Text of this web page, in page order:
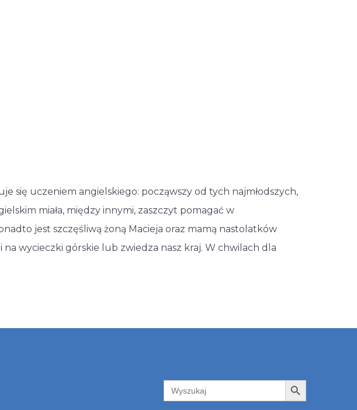
się uczeniem angielskiego: począwszy od tych najmłodszych,
miała, między innymi, zaszczyt pomagać w
jest szczęśliwą żoną Macieja oraz mamą nastolatków
na wycieczki górskie lub zwiedza nasz kraj. W chwilach dla
Search
for:
Search Button